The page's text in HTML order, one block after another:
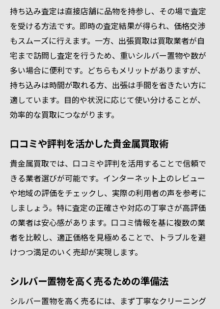
骨董品買取と貴金属売却の違いを理解
口コミを参考に自分に合う業者を探す
持ち込みと宅配買取のメリット比較
愛知県の買取市場動向と今後の展望
シルバー置物買取の流れと注意点まとめ
シルバー買取の一般的な査定プロセス
貴金属査定で気を付けたいトラブル事例
持ち込み査定時の注意事項まとめ
口コミや評判を調べて安心取引を実現
愛知県で信頼できる買取先の見極め方
納得できる貴金属買取を叶える実践ガイド
シルバー置物と骨董品の高額売却戦略
貴金属売却で後悔しないポイント整理
口コミ活用で買取業者の信頼度を確認
愛知県でおすすめの買取方法徹底比較
骨董品買取市場で評価される品の特徴
持ち込み査定は直接店舗に品物を持参し、その場で査定
を受ける方法です。即時の査定結果が得られ、価格交渉
もスムーズに行えます。一方、出張買取は買取業者が自
宅まで訪問し査定を行うため、重いシルバー置物や数が
多い場合に便利です。どちらもメリットがありますが、
持ち込みは時間が取れる方、出張は手間を省きたい方に
適しています。目的や状況に応じて使い分けることが、
効率的な買取につながります。
口コミや評判を活かした貴金属買取術
貴金属買取では、口コミや評判を活用することで信頼で
きる業者選びが可能です。インターネット上のレビュー
や地域の評価をチェックし、実際の利用者の声を参考に
しましょう。特に査定の正確さや対応の丁寧さが高評価
の業者は安心感があります。口コミ情報を基に複数の業
者を比較し、適正価格を見極めることで、トラブルを避
けつつ満足のいく売却が実現します。
シルバー置物を高く売るための準備法
シルバー置物を高く売るには、まず丁寧なクリーニング